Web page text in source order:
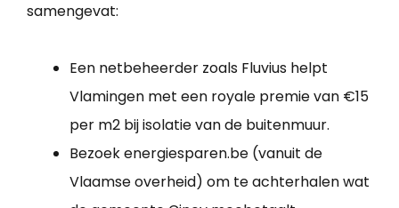
samengevat:
Een netbeheerder zoals Fluvius helpt
Vlamingen met een royale premie van €15
per m2 bij isolatie van de buitenmuur.
Bezoek energiesparen.be (vanuit de
Vlaamse overheid) om te achterhalen wat